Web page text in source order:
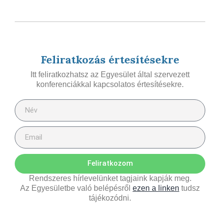
Feliratkozás értesítésekre
Itt feliratkozhatsz az Egyesület által szervezett
konferenciákkal kapcsolatos értesítésekre.
Feliratkozom
Rendszeres hírlevelünket tagjaink kapják meg.
Az Egyesületbe való belépésről ezen a linken tudsz
tájékozódni.